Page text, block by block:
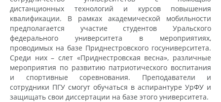
дистанционных технологий и курсов повышения
квалификации. В рамках академической мобильности
предполагается участие студентов Уральского
федерального университета в мероприятиях,
проводимых на базе Приднестровского госуниверситета.
Среди них – слет «Приднестровская весна», различные
мероприятия по развитию патриотического воспитания
и спортивные соревнования. Преподаватели и
сотрудники ПГУ смогут обучаться в аспирантуре УрФУ и
защищать свои диссертации на базе этого университета.